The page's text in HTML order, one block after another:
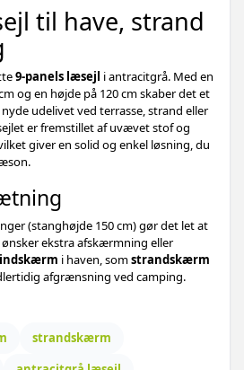
til have, strand
9-panels læsejl i antracitgrå. Med en
og en højde på 120 cm skaber det et
udelivet ved terrasse, strand eller
er fremstillet af uvævet stof og
giver en solid og enkel løsning, du
(stanghøjde 150 cm) gør det let at
ekstra afskærmning eller
i haven, somstrandskærm
afgrænsning ved camping.
strandskærm
cm - 1 stk 459,-
cm - 1 stk
x 160 cm - 1 stk
774,-
559,-
cm - 1 stk
757,-
579,-
- 1 stk
cm - 1 stk
648,-
x 160 cm - 1 stk 619,-
120 cm - 1 stk